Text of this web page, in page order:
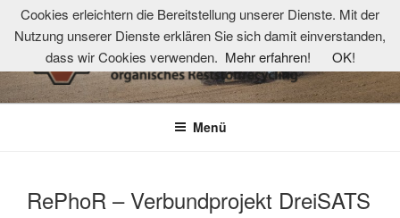
Zum
Inhalt
springen
TKOR-NETZWERK
Technologie- und Kompetenzzentrum organisches Reststoffrecycling
Menü
RePhoR – Verbundprojekt DreiSATS
Cookies erleichtern die Bereitstellung unserer Dienste. Mit der
Nutzung unserer Dienste erklären Sie sich damit einverstanden,
dass wir Cookies verwenden. Mehr erfahren! OK!